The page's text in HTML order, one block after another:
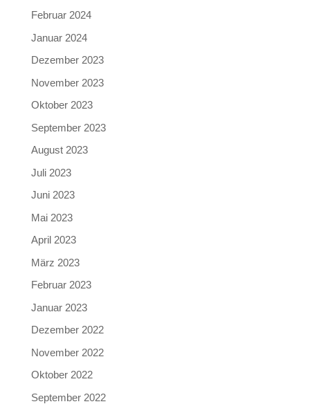
Februar 2024
Januar 2024
Dezember 2023
November 2023
Oktober 2023
September 2023
August 2023
Juli 2023
Juni 2023
Mai 2023
April 2023
März 2023
Februar 2023
Januar 2023
Dezember 2022
November 2022
Oktober 2022
September 2022